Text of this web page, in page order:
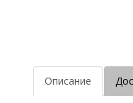
Описание